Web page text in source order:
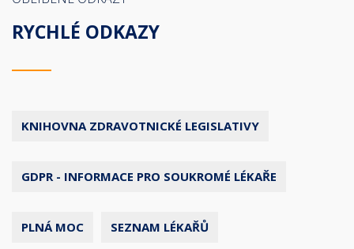
RYCHLÉ ODKAZY
KNIHOVNA ZDRAVOTNICKÉ LEGISLATIVY
GDPR - INFORMACE PRO SOUKROMÉ LÉKAŘE
PLNÁ MOC SEZNAM LÉKAŘŮ